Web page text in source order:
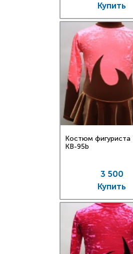
Купить
Костюм фигуриста
KB-95b
3 500
Купить